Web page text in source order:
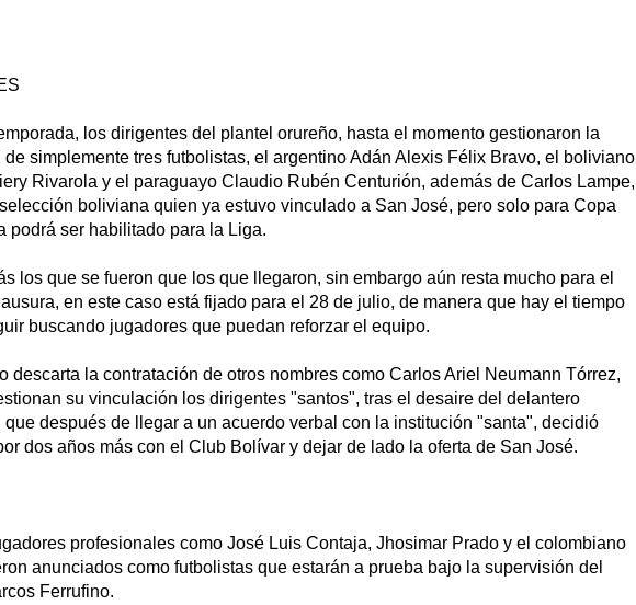
los dirigentes del plantel orureño, hasta el momento gestionaron la
simplemente tres futbolistas, el argentino Adán Alexis Félix Bravo, el boliviano
Rivarola y el paraguayo Claudio Rubén Centurión, además de Carlos Lampe,
boliviana quien ya estuvo vinculado a San José, pero solo para Copa
podrá ser habilitado para la Liga.
los que se fueron que los que llegaron, sin embargo aún resta mucho para el
en este caso está fijado para el 28 de julio, de manera que hay el tiempo
buscando jugadores que puedan reforzar el equipo.
descarta la contratación de otros nombres como Carlos Ariel Neumann Tórrez,
su vinculación los dirigentes "santos", tras el desaire del delantero
que después de llegar a un acuerdo verbal con la institución "santa", decidió
dos años más con el Club Bolívar y dejar de lado la oferta de San José.
profesionales como José Luis Contaja, Jhosimar Prado y el colombiano
anunciados como futbolistas que estarán a prueba bajo la supervisión del
Ferrufino.